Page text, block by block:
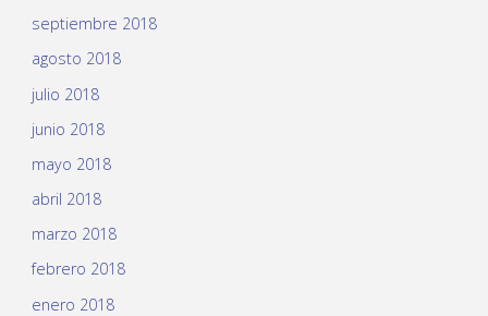
septiembre 2018
agosto 2018
julio 2018
junio 2018
mayo 2018
abril 2018
marzo 2018
febrero 2018
enero 2018